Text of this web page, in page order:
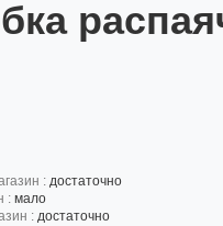
: достаточно
: мало
: достаточно